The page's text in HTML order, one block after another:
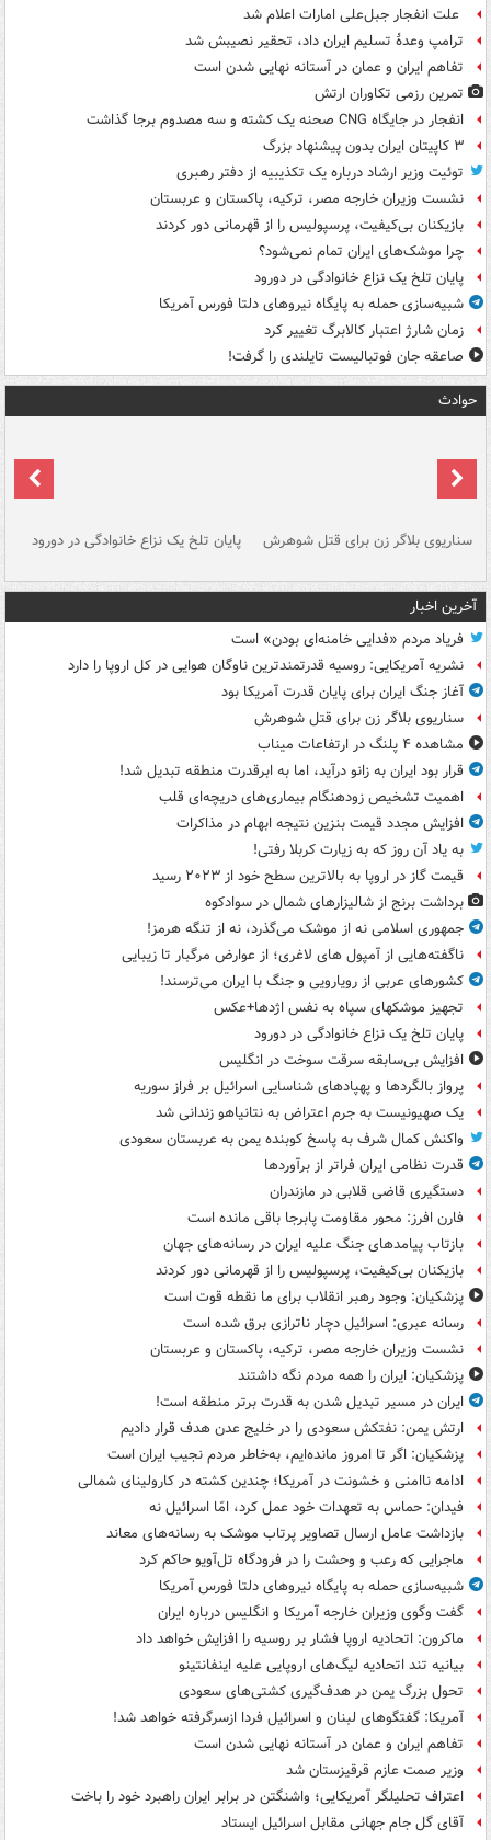
علت انفجار جبل‌علی امارات اعلام شد
ترامپ وعدۀ تسلیم ایران داد، تحقیر نصیبش شد
تفاهم ایران و عمان در آستانه نهایی شدن است
تمرین رزمی تکاوران ارتش
انفجار در جایگاه CNG صحنه یک کشته و سه مصدوم برجا گذاشت
۳ کاپیتان ایران بدون پیشنهاد بزرگ
توئیت وزیر ارشاد درباره یک تکذیبیه از دفتر رهبری
نشست وزیران خارجه مصر، ترکیه، پاکستان و عربستان
بازیکنان بی‌کیفیت، پرسپولیس را از قهرمانی دور کردند
چرا موشک‌های ایران تمام نمی‌شود؟
پایان تلخ یک نزاع خانوادگی در دورود
شبیه‌سازی حمله به پایگاه نیروهای دلتا فورس آمریکا
زمان شارژ اعتبار کالابرگ تغییر کرد
صاعقه جان فوتبالیست تایلندی را گرفت!
حوادث
سناریوی بلاگر زن برای قتل شوهرش پایان تلخ یک نزاع خانوادگی در دورود
آخرین اخبار
فریاد مردم «فدایی خامنه‌ای بودن» است
نشریه آمریکایی: روسیه قدرتمندترین ناوگان هوایی در کل اروپا را دارد
آغاز جنگ ایران برای پایان قدرت آمریکا بود
سناریوی بلاگر زن برای قتل شوهرش
مشاهده ۴ پلنگ در ارتفاعات میناب
قرار بود ایران به زانو درآید، اما به ابرقدرت منطقه تبدیل شد!
اهمیت تشخیص زودهنگام بیماری‌های دریچه‌ای قلب
افزایش مجدد قیمت بنزین نتیجه ابهام در مذاکرات
به یاد آن روز که به زیارت کربلا رفتی!
قیمت گاز در اروپا به بالاترین سطح خود از ۲۰۲۳ رسید
برداشت برنج از شالیزارهای شمال در سوادکوه
جمهوری اسلامی نه از موشک می‌گذرد، نه از تنگه هرمز!
ناگفته‌هایی از آمپول های لاغری؛ از عوارض مرگبار تا زیبایی
کشورهای عربی از رویارویی و جنگ با ایران می‌ترسند!
تجهیز موشکهای سپاه به نفس اژدها+عکس
پایان تلخ یک نزاع خانوادگی در دورود
افزایش بی‌سابقه سرقت سوخت در انگلیس
پرواز بالگردها و پهپادهای شناسایی اسرائیل بر فراز سوریه
یک صهیونیست به جرم اعتراض به نتانیاهو زندانی شد
واکنش کمال شرف به پاسخ کوبنده یمن به عربستان سعودی
قدرت نظامی ایران فراتر از برآوردها
دستگیری قاضی قلابی در مازندران
فارن افرز: محور مقاومت پابرجا باقی مانده است
بازتاب پیامدهای جنگ علیه ایران در رسانه‌های جهان
بازیکنان بی‌کیفیت، پرسپولیس را از قهرمانی دور کردند
پزشکیان: وجود رهبر انقلاب برای ما نقطه قوت است
رسانه عبری: اسرائیل دچار ناترازی برق شده است
نشست وزیران خارجه مصر، ترکیه، پاکستان و عربستان
پزشکیان: ایران را همه مردم نگه داشتند
ایران در مسیر تبدیل شدن به قدرت برتر منطقه است!
ارتش یمن: نفتکش سعودی را در خلیج عدن هدف قرار دادیم
پزشکیان: اگر تا امروز مانده‌ایم، به‌خاطر مردم نجیب ایران است
ادامه ناامنی و خشونت در آمریکا؛ چندین کشته در کارولینای شمالی
فیدان: حماس به تعهدات خود عمل کرد، امّا اسرائیل نه
بازداشت عامل ارسال تصاویر پرتاب موشک به رسانه‌های معاند
ماجرایی که رعب و وحشت را در فرودگاه تل‌آویو حاکم کرد
شبیه‌سازی حمله به پایگاه نیروهای دلتا فورس آمریکا
گفت وگوی وزیران خارجه آمریکا و انگلیس درباره ایران
ماکرون: اتحادیه اروپا فشار بر روسیه را افزایش خواهد داد
بیانیه تند اتحادیه لیگ‌های اروپایی علیه اینفانتینو
تحول بزرگ یمن در هدف‌گیری کشتی‌های سعودی
آمریکا: گفتگوهای لبنان و اسرائیل فردا ازسرگرفته خواهد شد!
تفاهم ایران و عمان در آستانه نهایی شدن است
وزیر صمت عازم قرقیزستان شد
اعتراف تحلیلگر آمریکایی؛ واشنگتن در برابر ایران راهبرد خود را باخت
آقای گل جام جهانی مقابل اسرائیل ایستاد